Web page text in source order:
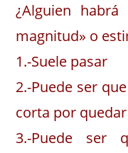
¿Alguien
magnitud» o
1.-Suele pasar
2.-Puede ser
corta por
3.-Puede ser